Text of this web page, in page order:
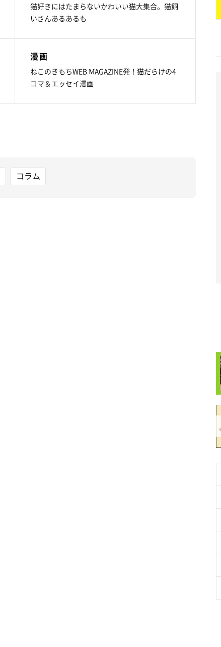
猫好きにはたまらないかわいい猫大集合。猫飼
いさんあるあるも
漫画
ねこのきもちWEB MAGAZINE発！猫だらけの4
コマ＆エッセイ漫画
コラム